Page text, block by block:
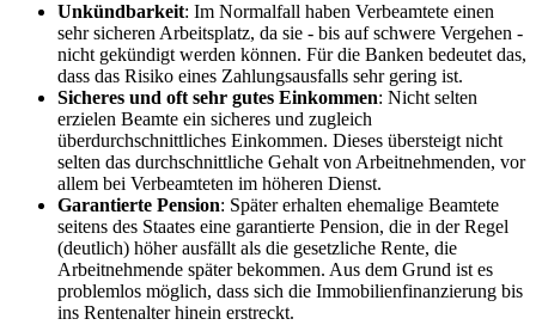
Unkündbarkeit: Im Normalfall haben Verbeamtete einen
sehr sicheren Arbeitsplatz, da sie - bis auf schwere Vergehen -
nicht gekündigt werden können. Für die Banken bedeutet das,
dass das Risiko eines Zahlungsausfalls sehr gering ist.
Sicheres und oft sehr gutes Einkommen: Nicht selten
erzielen Beamte ein sicheres und zugleich
überdurchschnittliches Einkommen. Dieses übersteigt nicht
selten das durchschnittliche Gehalt von Arbeitnehmenden, vor
allem bei Verbeamteten im höheren Dienst.
Garantierte Pension: Später erhalten ehemalige Beamtete
seitens des Staates eine garantierte Pension, die in der Regel
(deutlich) höher ausfällt als die gesetzliche Rente, die
Arbeitnehmende später bekommen. Aus dem Grund ist es
problemlos möglich, dass sich die Immobilienfinanzierung bis
ins Rentenalter hinein erstreckt.